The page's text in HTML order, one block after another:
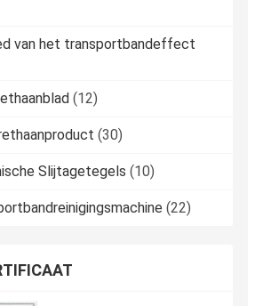
van het transportbandeffect
(12)
(30)
Slijtagetegels (10)
(22)